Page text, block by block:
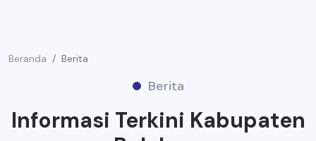
Beranda Berita
Berita
Informasi Terkini Kabupaten